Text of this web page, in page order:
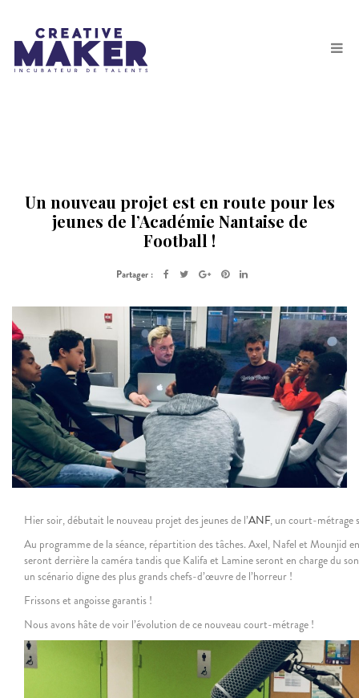
Un nouveau projet est en route pour les
jeunes de l’Académie Nantaise de
Football !
Partager :
Hier soir, débutait le nouveau projet des jeunes de l’ANF, un court-métrage
Au programme de la séance, répartition des tâches. Axel, Nafel et Mounjid
seront derrière la caméra tandis que Kalifa et Lamine seront en charge du
un scénario digne des plus grands chefs-d’œuvre de l’horreur !
Frissons et angoisse garantis !
Nous avons hâte de voir l’évolution de ce nouveau court-métrage !